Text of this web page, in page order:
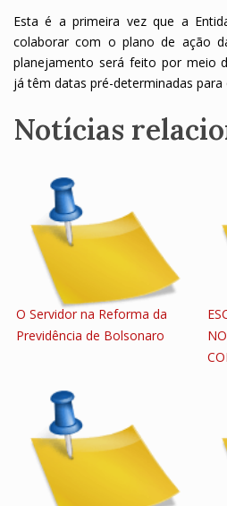
Esta é a primeira vez que a
colaborar com o plano de ação
planejamento será feito por meio
já têm datas pré-determinadas
Notícias
O Servidor na Reforma da
Previdência de Bolsonaro